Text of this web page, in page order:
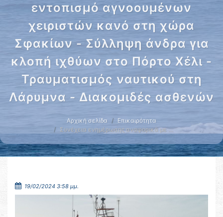
εντοπισμό αγνοουμένων
χειριστών κανό στη χώρα
Σφακίων - Σύλληψη άνδρα για
κλοπή ιχθύων στο Πόρτο Χέλι -
Τραυματισμός ναυτικού στη
Λάρυμνα - Διακομιδές ασθενών
Αρχική σελίδα
Επικαιρότητα
Συνέχεια ενημέρωσης αναφορικά με …
19/02/2024 3:58 μμ.